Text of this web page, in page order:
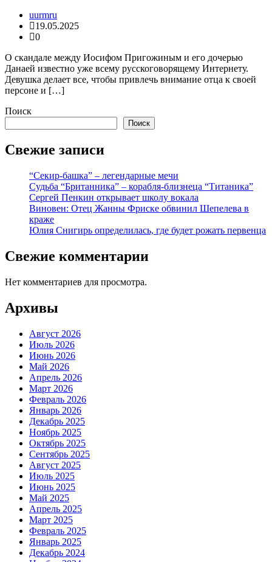
uurmru
19.05.2025
0
О скандале между Иосифом Пригожиным и его дочерью
Данаей известно уже всему русскоговорящему Интернету.
Девушка делает все, чтобы привлечь внимание отца к своей
персоне и […]
Поиск
Поиск
Свежие записи
“Секир-башка” – легендарные мечи
Судьба “Британника” – корабля-близнеца “Титаника”
Сергей Пенкин открывает школу вокала
Виновен: Отец Жанны Фриске обвинил Шепелева в
краже
Юлия Снигирь определилась, где будет рожать первенца
Свежие комментарии
Нет комментариев для просмотра.
Архивы
Август 2026
Июль 2026
Июнь 2026
Май 2026
Апрель 2026
Март 2026
Февраль 2026
Январь 2026
Декабрь 2025
Ноябрь 2025
Октябрь 2025
Сентябрь 2025
Август 2025
Июль 2025
Июнь 2025
Май 2025
Апрель 2025
Март 2025
Февраль 2025
Январь 2025
Декабрь 2024